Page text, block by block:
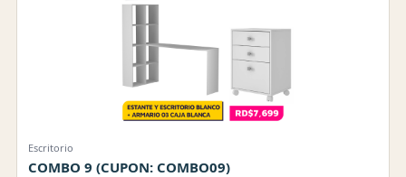
Escritorio
COMBO 9 (CUPON: COMBO09)